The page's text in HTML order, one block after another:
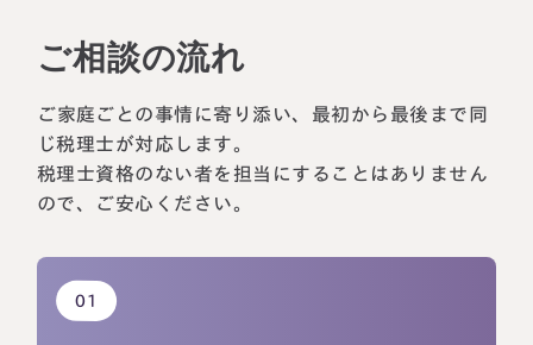
ご相談の流れ
ご家庭ごとの事情に寄り添い、最初から最後まで同
じ税理士が対応します。
税理士資格のない者を担当にすることはありません
ので、ご安心ください。
01